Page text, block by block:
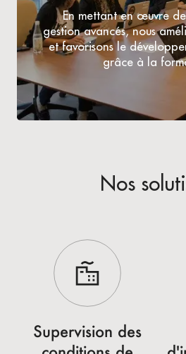
En mettant en œuvre
gestion avancés, nous
et favorisons le
grâce à la
Nos
Supervision des